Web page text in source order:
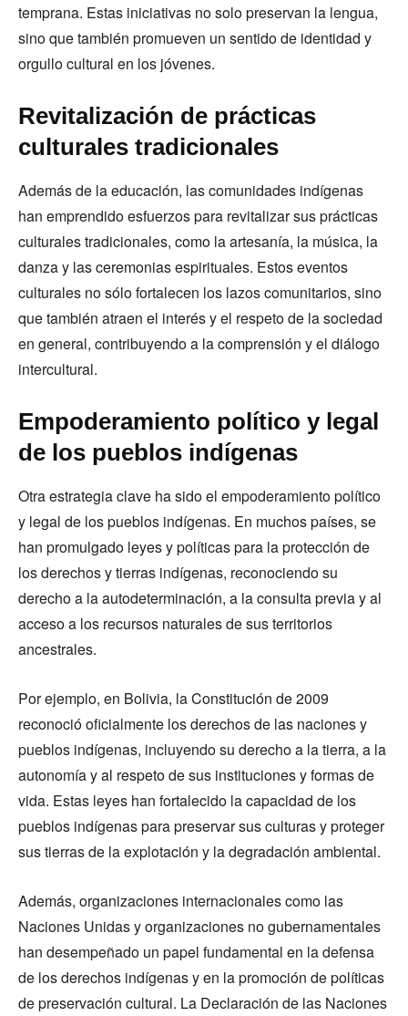
temprana. Estas iniciativas no solo preservan la lengua,
sino que también promueven un sentido de identidad y
orgullo cultural en los jóvenes.
Revitalización de prácticas
culturales tradicionales
Además de la educación, las comunidades indígenas
han emprendido esfuerzos para revitalizar sus prácticas
culturales tradicionales, como la artesanía, la música, la
danza y las ceremonias espirituales. Estos eventos
culturales no sólo fortalecen los lazos comunitarios, sino
que también atraen el interés y el respeto de la sociedad
en general, contribuyendo a la comprensión y el diálogo
intercultural.
Empoderamiento político y legal
de los pueblos indígenas
Otra estrategia clave ha sido el empoderamiento político
y legal de los pueblos indígenas. En muchos países, se
han promulgado leyes y políticas para la protección de
los derechos y tierras indígenas, reconociendo su
derecho a la autodeterminación, a la consulta previa y al
acceso a los recursos naturales de sus territorios
ancestrales.
Por ejemplo, en Bolivia, la Constitución de 2009
reconoció oficialmente los derechos de las naciones y
pueblos indígenas, incluyendo su derecho a la tierra, a la
autonomía y al respeto de sus instituciones y formas de
vida. Estas leyes han fortalecido la capacidad de los
pueblos indígenas para preservar sus culturas y proteger
sus tierras de la explotación y la degradación ambiental.
Además, organizaciones internacionales como las
Naciones Unidas y organizaciones no gubernamentales
han desempeñado un papel fundamental en la defensa
de los derechos indígenas y en la promoción de políticas
de preservación cultural. La Declaración de las Naciones